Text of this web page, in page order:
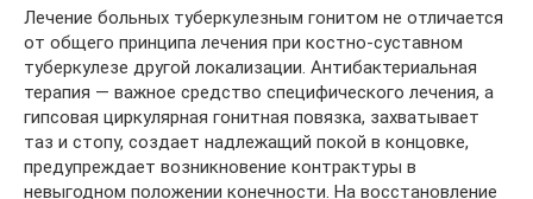
Лечение больных туберкулезным гонитом не отличается
от общего принципа лечения при костно-суставном
туберкулезе другой локализации. Антибактериальная
терапия — важное средство специфического лечения, а
гипсовая циркулярная гонитная повязка, захватывает
таз и стопу, создает надлежащий покой в ​​концовке,
предупреждает возникновение контрактуры в
невыгодном положении конечности. На восстановление